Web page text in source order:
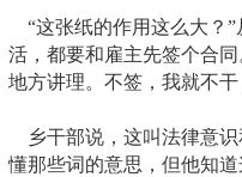
“这张纸的作用这么大？”
活，都要和雇主先签个合
地方讲理。不签，我就不
乡干部说，这叫法律意识
懂那些词的意思，但他知道